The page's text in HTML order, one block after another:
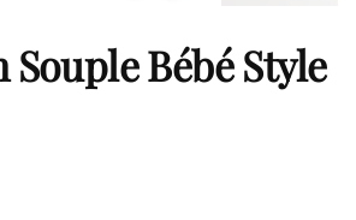
Souple Bébé Style